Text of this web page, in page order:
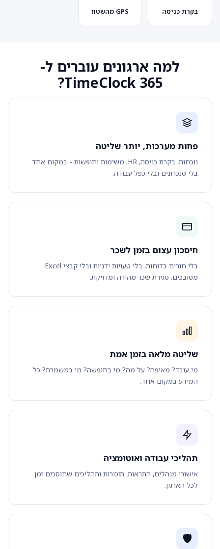
בקרת כניסה GPS מהשטח
למה ארגונים עוברים ל-
TimeClock 365?
פחות מערכות, יותר שליטה
נוכחות, בקרת כניסה, HR, משימות וחופשות - במקום אחד.
בלי סנכרונים ובלי כפל עבודה.
חיסכון עצום בזמן לשכר
בלי חורים בדוחות, בלי טעויות ידניות ובלי קבצי Excel
מסובכים. סגירת שכר מהירה ומדויקת.
שליטה מלאה בזמן אמת
מי עובד? מאיפה? על מה? מי בחופשה? מי במשמרת? כל
המידע במקום אחד.
תהליכי עבודה ואוטומציה
אישורי מנהלים, התראות, תזכורות ותהליכים שחוסכים זמן
לכל הארגון.
🛡️